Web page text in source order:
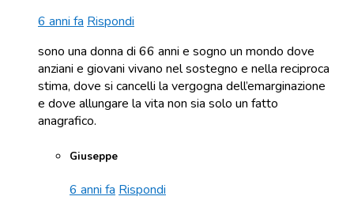
6 anni fa Rispondi
sono una donna di 66 anni e sogno un mondo dove
anziani e giovani vivano nel sostegno e nella reciproca
stima, dove si cancelli la vergogna dell’emarginazione
e dove allungare la vita non sia solo un fatto
anagrafico.
Giuseppe
6 anni fa Rispondi